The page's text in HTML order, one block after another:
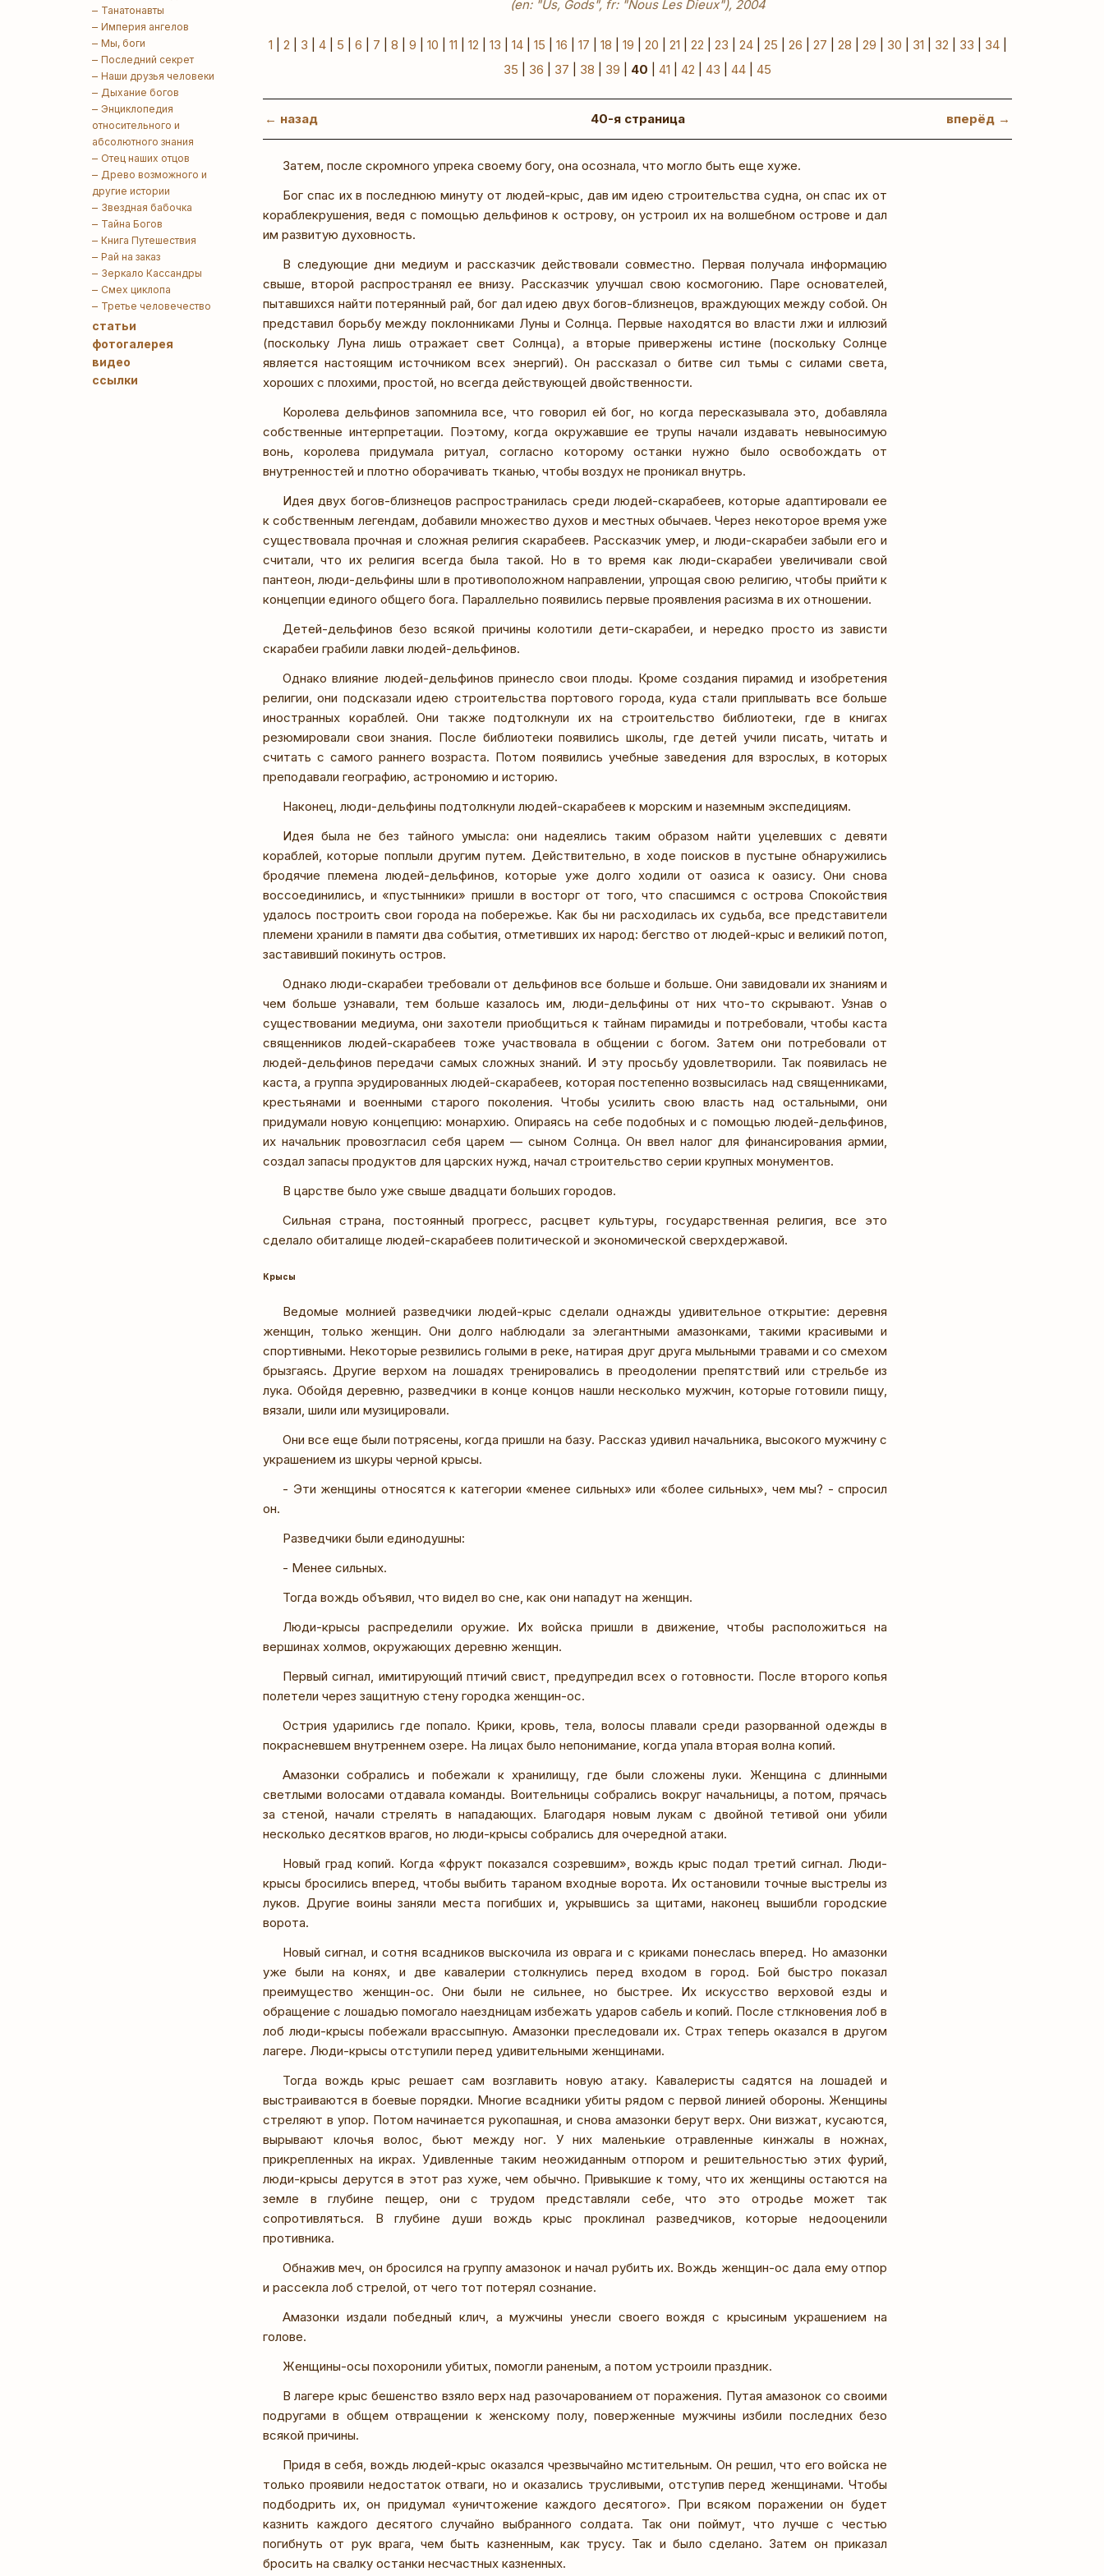
Танатонавты
Империя ангелов
Мы, боги
Последний секрет
Наши друзья человеки
Дыхание богов
Энциклопедия
относительного и
абсолютного знания
Отец наших отцов
Древо возможного и
другие истории
Звездная бабочка
Тайна Богов
Книга Путешествия
Рай на заказ
Зеркало Кассандры
Смех циклопа
Третье человечество
статьи
фотогалерея
видео
ссылки
(en: "Us, Gods", fr: "Nous Les Dieux"), 2004
1 2 3 4| 5 6 7 8 9 10 11 12 13 14| 15 16 17 18 19 20 21 22 23 24| 25 26 27 28 29 30 31 32 33 34|
35
36 37 38 39 40 41 42 43 44 45
← назад 40-я страница вперёд →
Затем, после скромного упрека своему богу, она осознала, что могло быть еще хуже.
Бог спас их в последнюю минуту от людей-крыс, дав им идею строительства судна, он спас их от
кораблекрушения, ведя с помощью дельфинов к острову, он устроил их на волшебном острове и дал
им развитую духовность.
В следующие дни медиум и рассказчик действовали совместно. Первая получала информацию
свыше, второй распространял ее внизу. Рассказчик улучшал свою космогонию. Паре основателей,
пытавшихся найти потерянный рай, бог дал идею двух богов-близнецов, враждующих между собой. Он
представил борьбу между поклонниками Луны и Солнца. Первые находятся во власти лжи и иллюзий
(поскольку Луна лишь отражает свет Солнца), а вторые привержены истине (поскольку Солнце
является настоящим источником всех энергий). Он рассказал о битве сил тьмы с силами света,
хороших с плохими, простой, но всегда действующей двойственности.
Королева дельфинов запомнила все, что говорил ей бог, но когда пересказывала это, добавляла
собственные интерпретации. Поэтому, когда окружавшие ее трупы начали издавать невыносимую
вонь, королева придумала ритуал, согласно которому останки нужно было освобождать от
внутренностей и плотно оборачивать тканью, чтобы воздух не проникал внутрь.
Идея двух богов-близнецов распространилась среди людей-скарабеев, которые адаптировали ее
к собственным легендам, добавили множество духов и местных обычаев. Через некоторое время уже
существовала прочная и сложная религия скарабеев. Рассказчик умер, и люди-скарабеи забыли его и
считали, что их религия всегда была такой. Но в то время как люди-скарабеи увеличивали свой
пантеон, люди-дельфины шли в противоположном направлении, упрощая свою религию, чтобы прийти к
концепции единого общего бога. Параллельно появились первые проявления расизма в их отношении.
Детей-дельфинов безо всякой причины колотили дети-скарабеи, и нередко просто из зависти
скарабеи грабили лавки людей-дельфинов.
Однако влияние людей-дельфинов принесло свои плоды. Кроме создания пирамид и изобретения
религии, они подсказали идею строительства портового города, куда стали приплывать все больше
иностранных кораблей. Они также подтолкнули их на строительство библиотеки, где в книгах
резюмировали свои знания. После библиотеки появились школы, где детей учили писать, читать и
считать с самого раннего возраста. Потом появились учебные заведения для взрослых, в которых
преподавали географию, астрономию и историю.
Наконец, люди-дельфины подтолкнули людей-скарабеев к морским и наземным экспедициям.
Идея была не без тайного умысла: они надеялись таким образом найти уцелевших с девяти
кораблей, которые поплыли другим путем. Действительно, в ходе поисков в пустыне обнаружились
бродячие племена людей-дельфинов, которые уже долго ходили от оазиса к оазису. Они снова
воссоединились, и «пустынники» пришли в восторг от того, что спасшимся с острова Спокойствия
удалось построить свои города на побережье. Как бы ни расходилась их судьба, все представители
племени хранили в памяти два события, отметивших их народ: бегство от людей-крыс и великий потоп,
заставивший покинуть остров.
Однако люди-скарабеи требовали от дельфинов все больше и больше. Они завидовали их знаниям и
чем больше узнавали, тем больше казалось им, люди-дельфины от них что-то скрывают. Узнав о
существовании медиума, они захотели приобщиться к тайнам пирамиды и потребовали, чтобы каста
священников людей-скарабеев тоже участвовала в общении с богом. Затем они потребовали от
людей-дельфинов передачи самых сложных знаний. И эту просьбу удовлетворили. Так появилась не
каста, а группа эрудированных людей-скарабеев, которая постепенно возвысилась над священниками,
крестьянами и военными старого поколения. Чтобы усилить свою власть над остальными, они
придумали новую концепцию: монархию. Опираясь на себе подобных и с помощью людей-дельфинов,
их начальник провозгласил себя царем — сыном Солнца. Он ввел налог для финансирования армии,
создал запасы продуктов для царских нужд, начал строительство серии крупных монументов.
В царстве было уже свыше двадцати больших городов.
Сильная страна, постоянный прогресс, расцвет культуры, государственная религия, все это
сделало обиталище людей-скарабеев политической и экономической сверхдержавой.
Крысы
Ведомые молнией разведчики людей-крыс сделали однажды удивительное открытие: деревня
женщин, только женщин. Они долго наблюдали за элегантными амазонками, такими красивыми и
спортивными. Некоторые резвились голыми в реке, натирая друг друга мыльными травами и со смехом
брызгаясь. Другие верхом на лошадях тренировались в преодолении препятствий или стрельбе из
лука. Обойдя деревню, разведчики в конце концов нашли несколько мужчин, которые готовили пищу,
вязали, шили или музицировали.
Они все еще были потрясены, когда пришли на базу. Рассказ удивил начальника, высокого мужчину с
украшением из шкуры черной крысы.
- Эти женщины относятся к категории «менее сильных» или «более сильных», чем мы? - спросил
он.
Разведчики были единодушны:
- Менее сильных.
Тогда вождь объявил, что видел во сне, как они нападут на женщин.
Люди-крысы распределили оружие. Их войска пришли в движение, чтобы расположиться на
вершинах холмов, окружающих деревню женщин.
Первый сигнал, имитирующий птичий свист, предупредил всех о готовности. После второго копья
полетели через защитную стену городка женщин-ос.
Острия ударились где попало. Крики, кровь, тела, волосы плавали среди разорванной одежды в
покрасневшем внутреннем озере. На лицах было непонимание, когда упала вторая волна копий.
Амазонки собрались и побежали к хранилищу, где были сложены луки. Женщина с длинными
светлыми волосами отдавала команды. Воительницы собрались вокруг начальницы, а потом, прячась
за стеной, начали стрелять в нападающих. Благодаря новым лукам с двойной тетивой они убили
несколько десятков врагов, но люди-крысы собрались для очередной атаки.
Новый град копий. Когда «фрукт показался созревшим», вождь крыс подал третий сигнал. Люди-
крысы бросились вперед, чтобы выбить тараном входные ворота. Их остановили точные выстрелы из
луков. Другие воины заняли места погибших и, укрывшись за щитами, наконец вышибли городские
ворота.
Новый сигнал, и сотня всадников выскочила из оврага и с криками понеслась вперед. Но амазонки
уже были на конях, и две кавалерии столкнулись перед входом в город. Бой быстро показал
преимущество женщин-ос. Они были не сильнее, но быстрее. Их искусство верховой езды и
обращение с лошадью помогало наездницам избежать ударов сабель и копий. После стлкновения лоб в
лоб люди-крысы побежали врассыпную. Амазонки преследовали их. Страх теперь оказался в другом
лагере. Люди-крысы отступили перед удивительными женщинами.
Тогда вождь крыс решает сам возглавить новую атаку. Кавалеристы садятся на лошадей и
выстраиваются в боевые порядки. Многие всадники убиты рядом с первой линией обороны. Женщины
стреляют в упор. Потом начинается рукопашная, и снова амазонки берут верх. Они визжат, кусаются,
вырывают клочья волос, бьют между ног. У них маленькие отравленные кинжалы в ножнах,
прикрепленных на икрах. Удивленные таким неожиданным отпором и решительностью этих фурий,
люди-крысы дерутся в этот раз хуже, чем обычно. Привыкшие к тому, что их женщины остаются на
земле в глубине пещер, они с трудом представляли себе, что это отродье может так
сопротивляться. В глубине души вождь крыс проклинал разведчиков, которые недооценили
противника.
Обнажив меч, он бросился на группу амазонок и начал рубить их. Вождь женщин-ос дала ему отпор
и рассекла лоб стрелой, от чего тот потерял сознание.
Амазонки издали победный клич, а мужчины унесли своего вождя с крысиным украшением на
голове.
Женщины-осы похоронили убитых, помогли раненым, а потом устроили праздник.
В лагере крыс бешенство взяло верх над разочарованием от поражения. Путая амазонок со своими
подругами в общем отвращении к женскому полу, поверженные мужчины избили последних безо
всякой причины.
Придя в себя, вождь людей-крыс оказался чрезвычайно мстительным. Он решил, что его войска не
только проявили недостаток отваги, но и оказались трусливыми, отступив перед женщинами. Чтобы
подбодрить их, он придумал «уничтожение каждого десятого». При всяком поражении он будет
казнить каждого десятого случайно выбранного солдата. Так они поймут, что лучше с честью
погибнуть от рук врага, чем быть казненным, как трусу. Так и было сделано. Затем он приказал
бросить на свалку останки несчастных казненных.